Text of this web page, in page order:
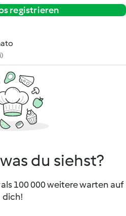
registrieren
du siehst?
100 000 weitere warten auf
dich!